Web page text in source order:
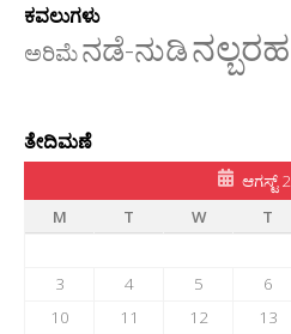
ಕವಲುಗಳು
ಅರಿಮೆನಡೆ-ನುಡಿನಲ್ಬರಹ
ತೇದಿಮಣೆ
ಆಗಸ್ಟ್
M
T W T
3
4 5 6
10
11 12 13